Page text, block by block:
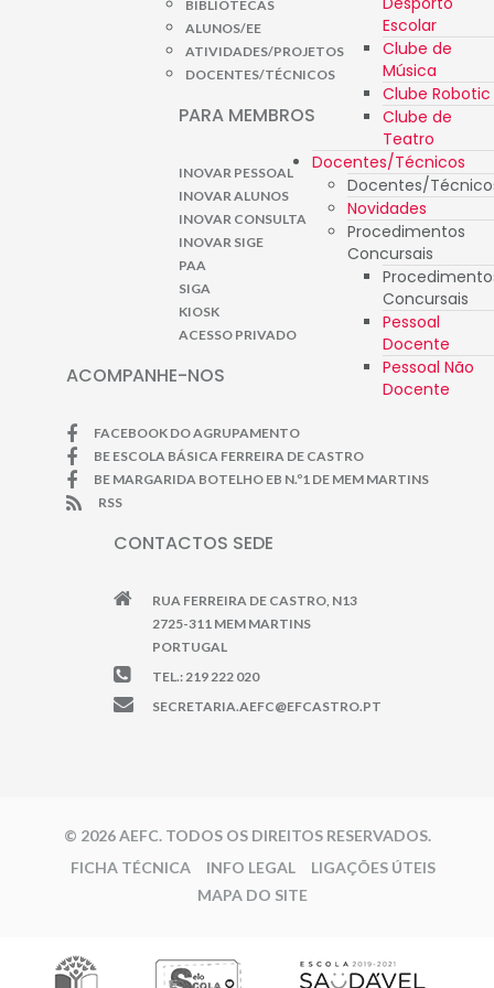
Escolar
Clube de
Música
Clube Robotic
Clube de
Teatro
Docentes/Técnicos
Docentes/
Novidades
Procedimentos
Concursais
Concursais
Pessoal
Docente
Pessoal Não
Docente
BIBLIOTECAS
ALUNOS/EE
ATIVIDADES/PROJETOS
DOCENTES/TÉCNICOS
PARA MEMBROS
INOVAR PESSOAL
INOVAR ALUNOS
INOVAR CONSULTA
INOVAR SIGE
PAA
SIGA
KIOSK
ACESSO PRIVADO
ACOMPANHE-NOS
FACEBOOK DO AGRUPAMENTO
BE ESCOLA BÁSICA FERREIRA DE CASTRO
BE MARGARIDA BOTELHO EB N.º1 DE MEM MARTINS
RSS
CONTACTOS SEDE
RUA FERREIRA DE CASTRO, N13
2725-311 MEM MARTINS
PORTUGAL
TEL.: 219 222 020
SECRETARIA.AEFC@EFCASTRO.PT
© 2026 AEFC. TODOS OS DIREITOS RESERVADOS.
FICHA TÉCNICA
INFO LEGAL
LIGAÇÕES ÚTEIS
MAPA DO SITE